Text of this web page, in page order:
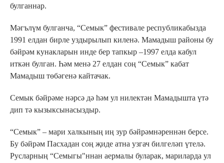
булганнар.
Мәгълүм булганча, “Семык” фестивале республикабызда
1991 елдан бирле уздырылып киленә. Мамадыш районы бу
бәйрәм кунакларын инде бер тапкыр –1997 елда кабул
иткән булган. Һәм менә 27 елдан соң “Семык” кабат
Мамадыш төбәгенә кайтачак.
Семык бәйрәме нәрсә дә һәм ул нилектән Мамадышта үтә
дип тә кызыксынасыздыр.
“Семык” – мари халкының иң зур бәйрәмнәреннән берсе.
Бу бәйрәм Пасхадан соң җиде атна узгач билгеләп үтелә.
Русларның “Семыгы"ннан аермалы буларак, мариларда ул